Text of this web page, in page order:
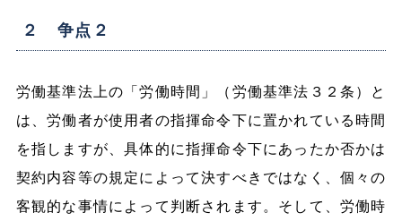
２ 争点２
労働基準法上の「労働時間」（労働基準法３２条）と
は、労働者が使用者の指揮命令下に置かれている時間
を指しますが、具体的に指揮命令下にあったか否かは
契約内容等の規定によって決すべきではなく、個々の
客観的な事情によって判断されます。そして、労働時